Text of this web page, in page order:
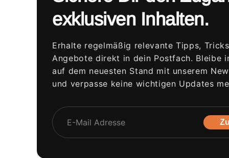
exklusiven Inhalten.
Erhalte regelmäßig relevante Tipps,
Angebote direkt in dein Postfach. Bleibe
auf dem neuesten Stand mit unserem
und verpasse keine wichtigen Updates